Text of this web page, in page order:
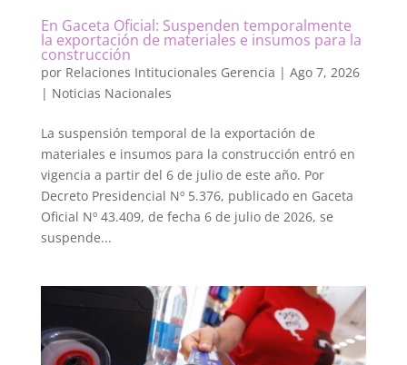
En Gaceta Oficial: Suspenden temporalmente
la exportación de materiales e insumos para la
construcción
por Relaciones Intitucionales Gerencia | Ago 7, 2026
| Noticias Nacionales
La suspensión temporal de la exportación de
materiales e insumos para la construcción entró en
vigencia a partir del 6 de julio de este año. Por
Decreto Presidencial Nº 5.376, publicado en Gaceta
Oficial Nº 43.409, de fecha 6 de julio de 2026, se
suspende...